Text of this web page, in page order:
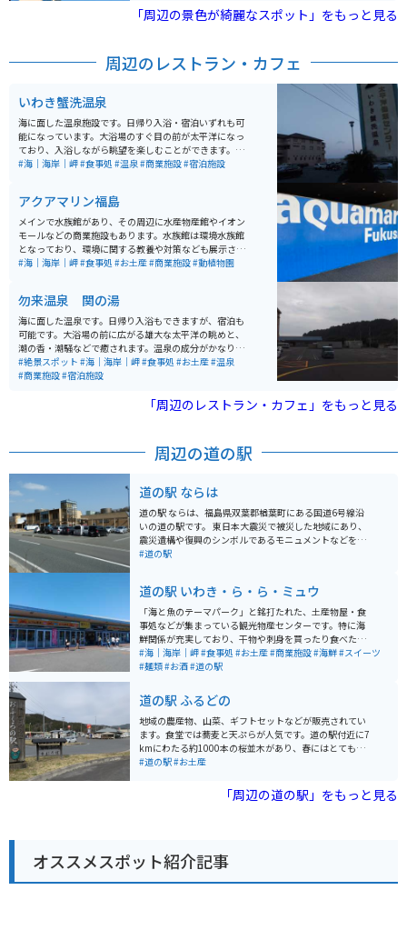
円必要なこと、16:30で入場締め切りとなること、毎月
第3火曜日は休館であることには要注意です。
「周辺の景色が綺麗なスポット」をもっと見る
周辺のレストラン・カフェ
いわき蟹洗温泉
海に面した温泉施設です。日帰り入浴・宿泊いずれも可
能になっています。大浴場のすぐ目の前が太平洋になっ
ており、入浴しながら眺望を楽しむことができます。料
金が入泉料だけで大人2,000円と少し高めですが、JAF会
#海｜海岸｜岬#食事処 #温泉 #商業施設#宿泊施設
アクアマリン福島
メインで水族館があり、その周辺に水産物産館やイオン
モールなどの商業施設もあります。水族館は環境水族館
となっており、環境に関する教養や対策なども展示され
ています。周辺の商業施設等では海産物や、お土産を購
#海｜海岸｜岬#食事処 #お土産#商業施設#動植物園
勿来温泉 関の湯
海に面した温泉です。日帰り入浴もできますが、宿泊も
可能です。大浴場の前に広がる雄大な太平洋の眺めと、
潮の香・潮騒などで癒されます。温泉の成分がかなり濃
く、お風呂を出た後も温泉の香りが体に長く残ります。
常磐道からのアクセスが良く、わかりやすい場所にあり
#絶景スポット #海｜海岸｜岬#食事処 #お土産#温泉
#商業施設#宿泊施設
「周辺のレストラン・カフェ」をもっと見る
周辺の道の駅
道の駅 ならは
道の駅 ならは、福島県双葉郡楢葉町にある国道6号線沿
いの道の駅です。 東日本大震災で被災した地域にあり、
震災遺構や復興のシンボルであるモニュメントなどを見
学することができます。 地元の新鮮な野菜や果物を販売
トランでは、地元産の食材を使った料理を楽しむことが
できます。 バイクで訪れる場合は、広い駐車場があるの
で安心して駐車できます。 道の駅 ならは、震災の記憶を
後世に伝えるとともに、復興に向かう町の姿を体感でき
る場所です。
#道の駅
道の駅 いわき・ら・ら・ミュウ
「海と魚のテーマパーク」と銘打たれた、土産物屋・食
事処などが集まっている観光物産センターです。特に海
鮮関係が充実しており、干物や刺身を買ったり食べたり
できます。観光遊覧船もこの施設から発着しています。
アクアマリンふくしまと隣接しているので、この辺りだ
#海｜海岸｜岬#食事処 #お土産#商業施設#海鮮#スイーツ
#麺類#お酒#道の駅
道の駅 ふるどの
地域の農産物、山菜、ギフトセットなどが販売されてい
ます。食堂では蕎麦と天ぷらが人気です。道の駅付近に7
kmにわたる約1000本の桜並木があり、春にはとても綺
麗な景色が広がります。広大な駐車スペース有、年中無
#道の駅#お土産
「周辺の道の駅」をもっと見る
オススメスポット紹介記事